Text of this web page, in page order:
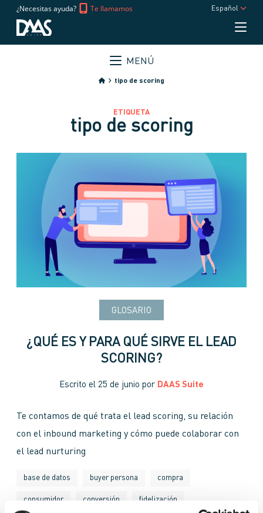
¿Necesitas ayuda? Te llamamos Español
MENÚ
tipo de scoring
ETIQUETA
tipo de scoring
GLOSARIO
¿QUÉ ES Y PARA QUÉ SIRVE EL LEAD
SCORING?
Escrito el 25 de junio por DAAS Suite
Te contamos de qué trata el lead scoring, su relación
con el inbound marketing y cómo puede colaborar con
el lead nurturing
base de datos buyer persona compra
consumidor conversión fidelización